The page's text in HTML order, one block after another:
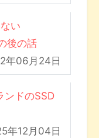
い
後の話
年06月24日
ンドのSSD
年12月04日